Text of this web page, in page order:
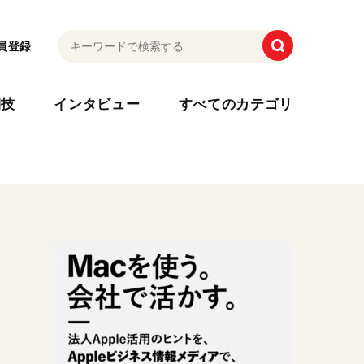
登録
インタビュー すべてのカテゴリ